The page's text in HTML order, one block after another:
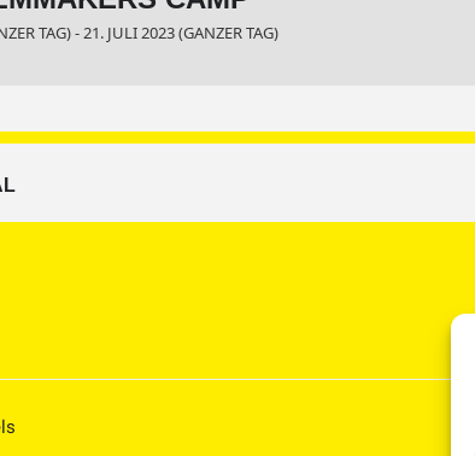
TAG) - 21. JULI 2023 (GANZER TAG)